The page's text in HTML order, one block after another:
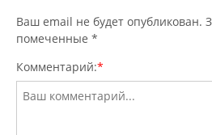
Ваш email не будет опубликован.
помеченные *
Комментарий:*